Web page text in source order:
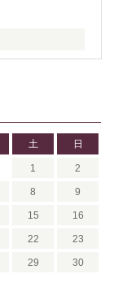
土 日
1 2
8 9
15 16
22 23
29 30